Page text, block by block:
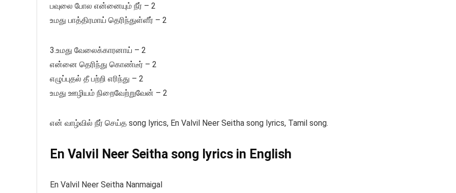
பவுலை போல என்னையும் நீர் – 2
உமது பாத்திரமாய் தெரிந்துள்ளீர் – 2
3.உமது வேலைக்காரனாய் – 2
என்னை தெரிந்து கொண்டீர் – 2
எழுப்புதல் தீ பற்றி எரிந்து – 2
உமது ஊழியம் நிறைவேற்றுவேன் – 2
என் வாழ்வில் நீர் செய்த song lyrics, En Valvil Neer Seitha song lyrics, Tamil song.
En Valvil Neer Seitha song lyrics in English
En Valvil Neer Seitha Nanmaigal